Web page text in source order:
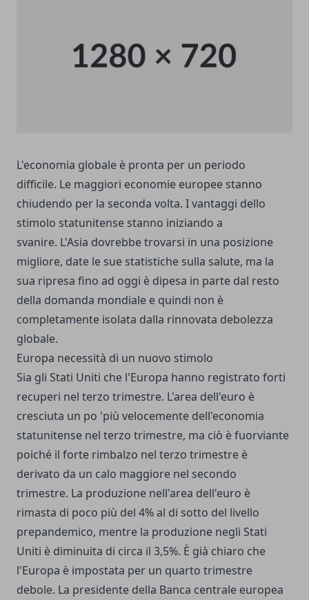
L'economia globale è pronta per un periodo
difficile. Le maggiori economie europee stanno
chiudendo per la seconda volta. I vantaggi dello
stimolo statunitense stanno iniziando a
svanire. L'Asia dovrebbe trovarsi in una posizione
migliore, date le sue statistiche sulla salute, ma la
sua ripresa fino ad oggi è dipesa in parte dal resto
della domanda mondiale e quindi non è
completamente isolata dalla rinnovata debolezza
globale.
Europa necessità di un nuovo stimolo
Sia gli Stati Uniti che l'Europa hanno registrato forti
recuperi nel terzo trimestre. L'area dell'euro è
cresciuta un po 'più velocemente dell'economia
statunitense nel terzo trimestre, ma ciò è fuorviante
poiché il forte rimbalzo nel terzo trimestre è
derivato da un calo maggiore nel secondo
trimestre. La produzione nell'area dell'euro è
rimasta di poco più del 4% al di sotto del livello
prepandemico, mentre la produzione negli Stati
Uniti è diminuita di circa il 3,5%. È già chiaro che
l'Europa è impostata per un quarto trimestre
debole. La presidente della Banca centrale europea